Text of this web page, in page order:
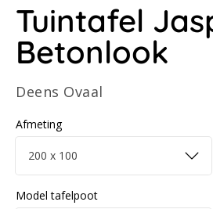
Tuintafel
Betonlook
Deens Ovaal
Afmeting
Model tafelpoot